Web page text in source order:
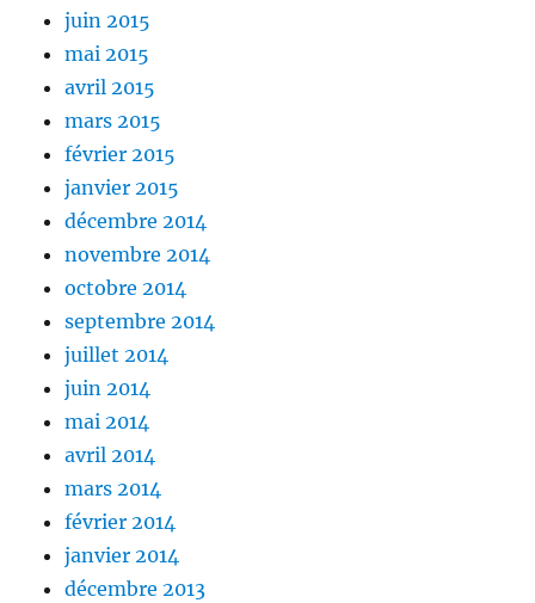
juin 2015
mai 2015
avril 2015
mars 2015
février 2015
janvier 2015
décembre 2014
novembre 2014
octobre 2014
septembre 2014
juillet 2014
juin 2014
mai 2014
avril 2014
mars 2014
février 2014
janvier 2014
décembre 2013